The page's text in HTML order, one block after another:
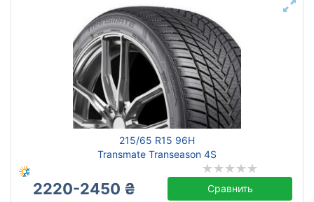
215/65 R15 96H
Transmate Transeason 4S
2220-2450 ₴ Сравнить
всесезонная
зимняя нешип
зимняя шип